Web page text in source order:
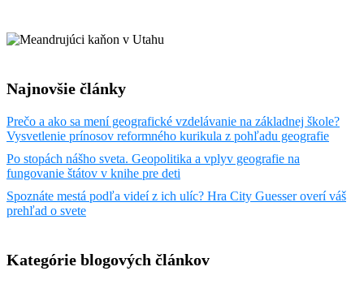
Najnovšie články
Prečo a ako sa mení geografické vzdelávanie na základnej škole?
Vysvetlenie prínosov reformného kurikula z pohľadu geografie
Po stopách nášho sveta. Geopolitika a vplyv geografie na
fungovanie štátov v knihe pre deti
Spoznáte mestá podľa videí z ich ulíc? Hra City Guesser overí váš
prehľad o svete
Kategórie blogových článkov